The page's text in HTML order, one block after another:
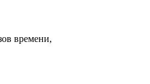
времени,